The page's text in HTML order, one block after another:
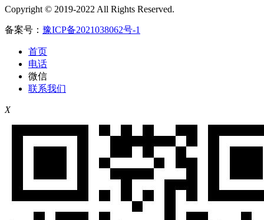
Copyright © 2019-2022 All Rights Reserved.
备案号： 豫ICP备2021038062号-1
首页
电话
微信
联系我们
X